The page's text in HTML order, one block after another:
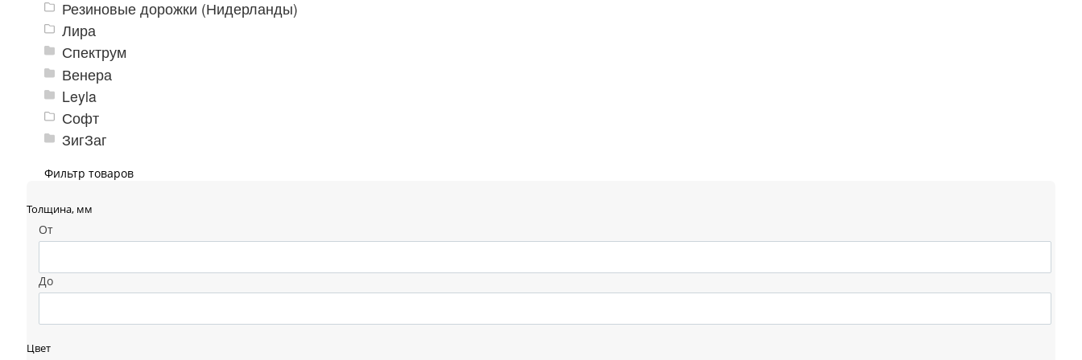
Фильтр товаров
Толщина, мм
От
До
Цвет
Резиновые дорожки (Нидерланды)
Лира
Спектрум
Венера
Leyla
Софт
ЗигЗаг